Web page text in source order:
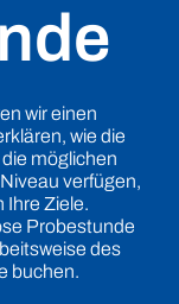
wir einen
wie die
möglichen
verfügen,
Ihre Ziele.
Probestunde
des
buchen.